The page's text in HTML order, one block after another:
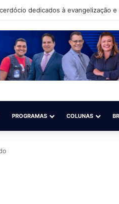
matrículas para o projeto
PROGRAMAS COLUNAS